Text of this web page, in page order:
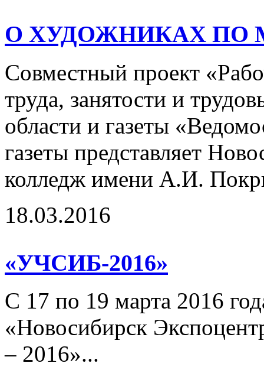
О ХУДОЖНИКАХ ПО
Совместный проект
труда, занятости и
области и газеты
газеты представляет
колледж имени А.И.
18.03.2016
«УЧСИБ-2016»
С 17 по 19 марта 2016
«Новосибирск
– 2016»...